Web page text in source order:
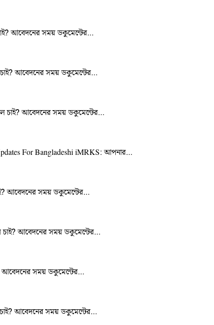
আবেদনের সময় ডকুমেন্টের…
চাই? আবেদনের সময় ডকুমেন্টের…
চাই? আবেদনের সময় ডকুমেন্টের…
For Bangladeshi iMRKS: আপনার…
আবেদনের সময় ডকুমেন্টের…
চাই? আবেদনের সময় ডকুমেন্টের…
আবেদনের সময় ডকুমেন্টের…
চাই? আবেদনের সময় ডকুমেন্টের…